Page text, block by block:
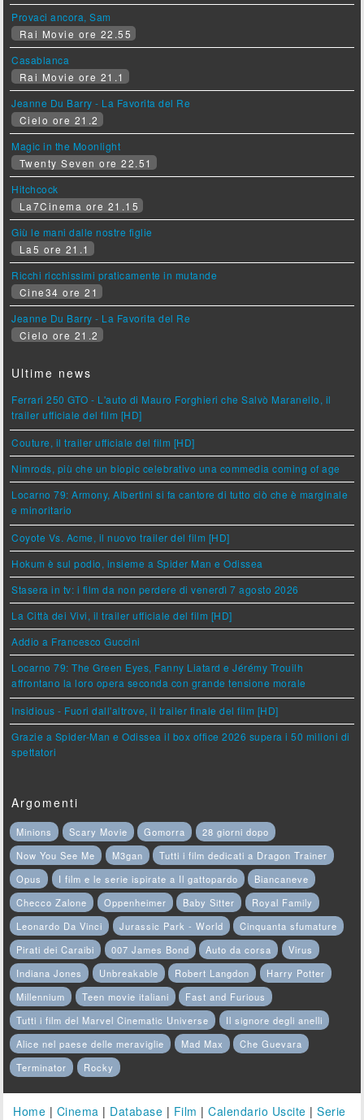
Provaci ancora, Sam
Rai Movie ore 22.55
Casablanca
Rai Movie ore 21.1
Jeanne Du Barry - La Favorita del Re
Cielo ore 21.2
Magic in the Moonlight
Twenty Seven ore 22.51
Hitchcock
La7Cinema ore 21.15
Giù le mani dalle nostre figlie
La5 ore 21.1
Ricchi ricchissimi praticamente in mutande
Cine34 ore 21
Jeanne Du Barry - La Favorita del Re
Cielo ore 21.2
Ultime news
Ferrari 250 GTO - L'auto di Mauro Forghieri che Salvò Maranello, il
trailer ufficiale del film [HD]
Couture, il trailer ufficiale del film [HD]
Nimrods, più che un biopic celebrativo una commedia coming of age
Locarno 79: Armony, Albertini si fa cantore di tutto ciò che è marginale
e minoritario
Coyote Vs. Acme, il nuovo trailer del film [HD]
Hokum è sul podio, insieme a Spider Man e Odissea
Stasera in tv: i film da non perdere di venerdì 7 agosto 2026
La Città dei Vivi, il trailer ufficiale del film [HD]
Addio a Francesco Guccini
Locarno 79: The Green Eyes, Fanny Liatard e Jérémy Trouilh
affrontano la loro opera seconda con grande tensione morale
Insidious - Fuori dall'altrove, il trailer finale del film [HD]
Grazie a Spider-Man e Odissea il box office 2026 supera i 50 milioni di
spettatori
Argomenti
Minions Scary Movie Gomorra
28 giorni dopo
Now You See Me
M3gan
Tutti i film dedicati a Dragon Trainer
Opus
I film e le serie ispirate a Il gattopardo
Biancaneve
Checco Zalone
Oppenheimer Baby Sitter
Royal Family
Leonardo Da Vinci
Jurassic Park - World
Cinquanta sfumature
Pirati dei Caraibi
007 James Bond Auto da corsa
Virus
Indiana Jones
Unbreakable Robert Langdon
Harry Potter
Millennium
Teen movie italiani
Fast and Furious
Tutti i film del Marvel Cinematic Universe
Il signore degli anelli
Alice nel paese delle meraviglie
Mad Max
Che Guevara
Terminator
Rocky
Home | Cinema | Database | Film |Calendario Uscite |Serie